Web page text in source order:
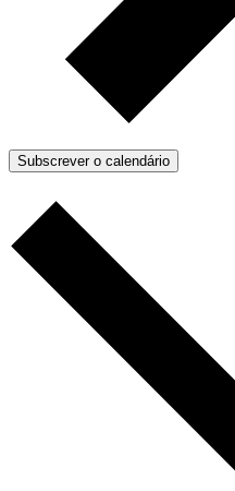
Subscrever o calendário